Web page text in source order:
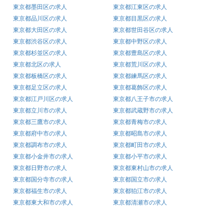
東京都墨田区の求人
東京都江東区の求人
東京都品川区の求人
東京都目黒区の求人
東京都大田区の求人
東京都世田谷区の求人
東京都渋谷区の求人
東京都中野区の求人
東京都杉並区の求人
東京都豊島区の求人
東京都北区の求人
東京都荒川区の求人
東京都板橋区の求人
東京都練馬区の求人
東京都足立区の求人
東京都葛飾区の求人
東京都江戸川区の求人
東京都八王子市の求人
東京都立川市の求人
東京都武蔵野市の求人
東京都三鷹市の求人
東京都青梅市の求人
東京都府中市の求人
東京都昭島市の求人
東京都調布市の求人
東京都町田市の求人
東京都小金井市の求人
東京都小平市の求人
東京都日野市の求人
東京都東村山市の求人
東京都国分寺市の求人
東京都国立市の求人
東京都福生市の求人
東京都狛江市の求人
東京都東大和市の求人
東京都清瀬市の求人